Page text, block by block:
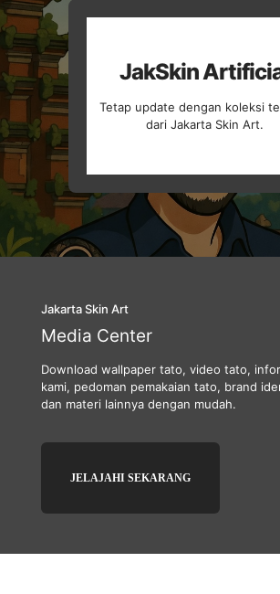
JakSkin
Tetap update dengan koleksi
dari Jakarta Skin Art.
Jakarta Skin Art
Media Center
Download wallpaper tato, video tato,
kami, pedoman pemakaian tato, brand
dan materi lainnya dengan mudah.
JELAJAHI SEKARANG